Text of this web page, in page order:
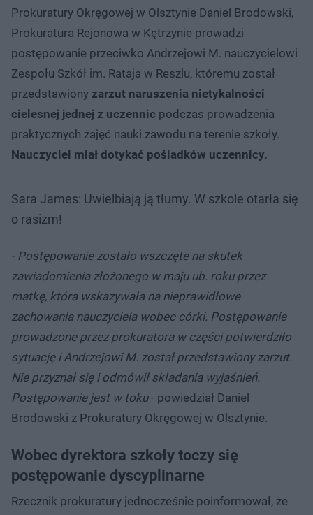
Prokuratury Okręgowej w Olsztynie Daniel Brodowski,
Prokuratura Rejonowa w Kętrzynie prowadzi
postępowanie przeciwko Andrzejowi M. nauczycielowi
Zespołu Szkół im. Rataja w Reszlu, któremu został
przedstawiony zarzut naruszenia nietykalności
cielesnej jednej z uczennic podczas prowadzenia
praktycznych zajęć nauki zawodu na terenie szkoły.
Nauczyciel miał dotykać pośladków uczennicy.
Sara James: Uwielbiają ją tłumy. W szkole otarła się
o rasizm!
- Postępowanie zostało wszczęte na skutek
zawiadomienia złożonego w maju ub. roku przez
matkę, która wskazywała na nieprawidłowe
zachowania nauczyciela wobec córki. Postępowanie
prowadzone przez prokuratora w części potwierdziło
sytuację i Andrzejowi M. został przedstawiony zarzut.
Nie przyznał się i odmówił składania wyjaśnień.
Postępowanie jest w toku- powiedział Daniel
Brodowski z Prokuratury Okręgowej w Olsztynie.
Wobec dyrektora szkoły toczy się
postępowanie dyscyplinarne
Rzecznik prokuratury jednocześnie poinformował, że